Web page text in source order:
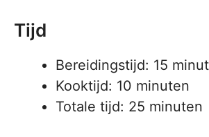
Tijd
Bereidingstijd: 15
Kooktijd: 10 minuten
Totale tijd: 25 minuten